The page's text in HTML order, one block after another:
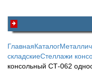
ГлавнаяКаталог
складскиеСтеллажи
консольный СТ-062